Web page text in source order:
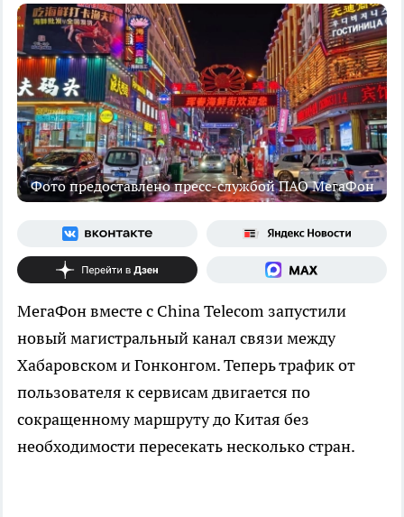
Фото предоставлено пресс-службой ПАО МегаФон
МегаФон вместе с China Telecom запустили
новый магистральный канал связи между
Хабаровском и Гонконгом. Теперь трафик от
пользователя к сервисам двигается по
сокращенному маршруту до Китая без
необходимости пересекать несколько стран.